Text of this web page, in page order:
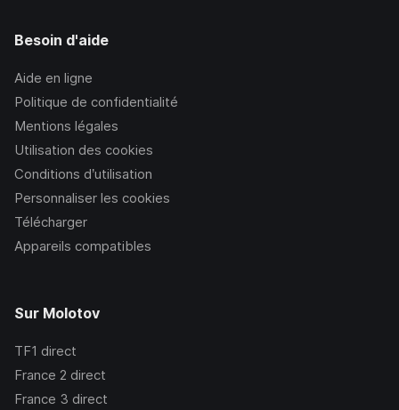
Besoin d'aide
Aide en ligne
Politique de confidentialité
Mentions légales
Utilisation des cookies
Conditions d’utilisation
Personnaliser les cookies
Télécharger
Appareils compatibles
Sur Molotov
TF1 direct
France 2 direct
France 3 direct